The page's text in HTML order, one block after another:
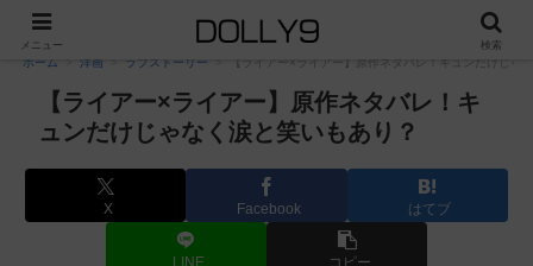
PR
ホーム 洋画 ラブストーリー 【ライアー×ライアー】原作ネタバレ！キュンだけじゃ
【ライアー×ライアー】原作ネタバレ！キ
ュンだけじゃなく涙と笑いもあり？
X Facebook はてブ
LINE コピー
メニュー 検索